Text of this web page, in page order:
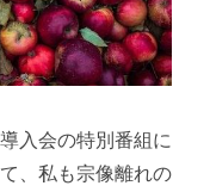
入会の特別番組に
、私も宗像離れの